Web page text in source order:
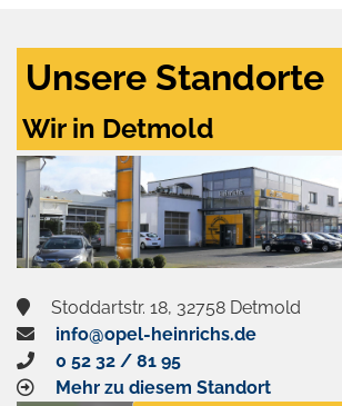
Unsere Standorte
Wir in Detmold
Stoddartstr. 18, 32758 Detmold
info@opel-heinrichs.de
0 52 32 / 81 95
Mehr zu diesem Standort